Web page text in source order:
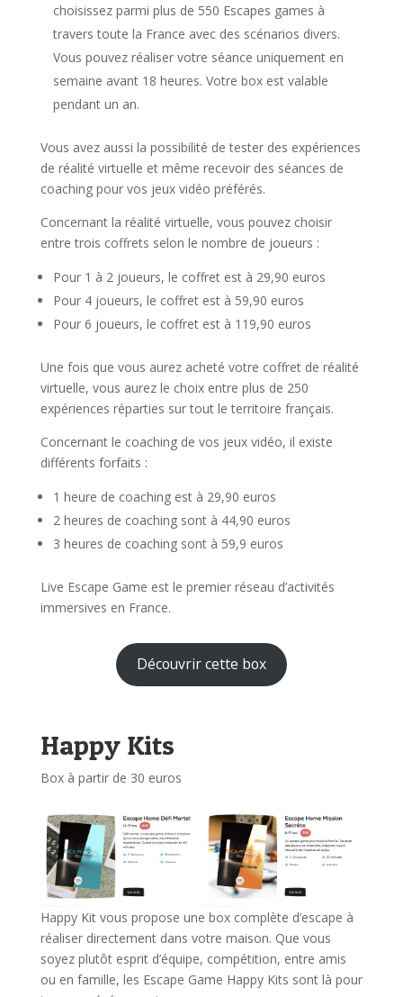
choisissez parmi plus de 550 Escapes games à
travers toute la France avec des scénarios divers.
Vous pouvez réaliser votre séance uniquement en
semaine avant 18 heures. Votre box est valable
pendant un an.
Vous avez aussi la possibilité de tester des expériences
de réalité virtuelle et même recevoir des séances de
coaching pour vos jeux vidéo préférés.
Concernant la réalité virtuelle, vous pouvez choisir
entre trois coffrets selon le nombre de joueurs :
Pour 1 à 2 joueurs, le coffret est à 29,90 euros
Pour 4 joueurs, le coffret est à 59,90 euros
Pour 6 joueurs, le coffret est à 119,90 euros
Une fois que vous aurez acheté votre coffret de réalité
virtuelle, vous aurez le choix entre plus de 250
expériences réparties sur tout le territoire français.
Concernant le coaching de vos jeux vidéo, il existe
différents forfaits :
1 heure de coaching est à 29,90 euros
2 heures de coaching sont à 44,90 euros
3 heures de coaching sont à 59,9 euros
Live Escape Game est le premier réseau d’activités
immersives en France.
Découvrir cette box
Happy Kits
Box à partir de 30 euros
Happy Kit vous propose une box complète d’escape à
réaliser directement dans votre maison. Que vous
soyez plutôt esprit d’équipe, compétition, entre amis
ou en famille, les Escape Game Happy Kits sont là pour